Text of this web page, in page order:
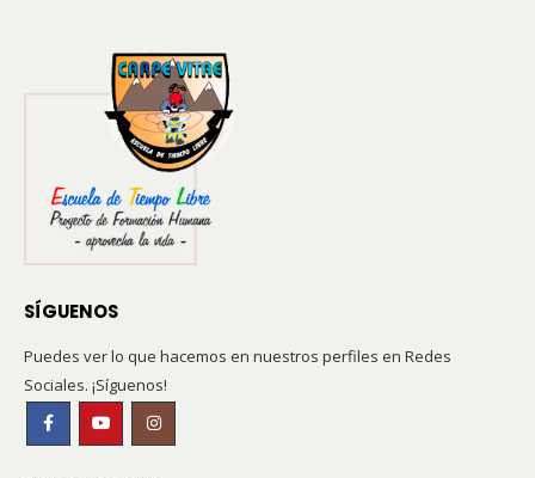
SÍGUENOS
Puedes ver lo que hacemos en nuestros perfiles en Redes
Sociales. ¡Síguenos!